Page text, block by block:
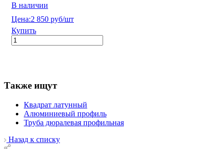
В наличии
Цена:2 850 руб/шт
Купить
Также ищут
Квадрат латунный
Алюминиевый профиль
Труба дюралевая профильная
Назад к списку